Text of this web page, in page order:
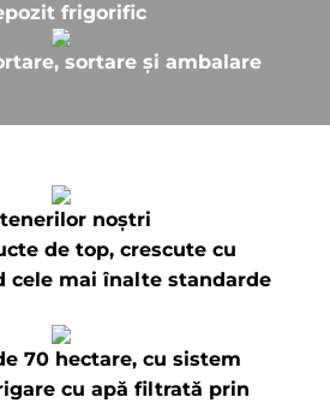
frigorific
sortare și ambalare
noștri
de top, crescute cu
cele mai înalte standarde
70 hectare, cu sistem
cu apă ﬁltrată prin